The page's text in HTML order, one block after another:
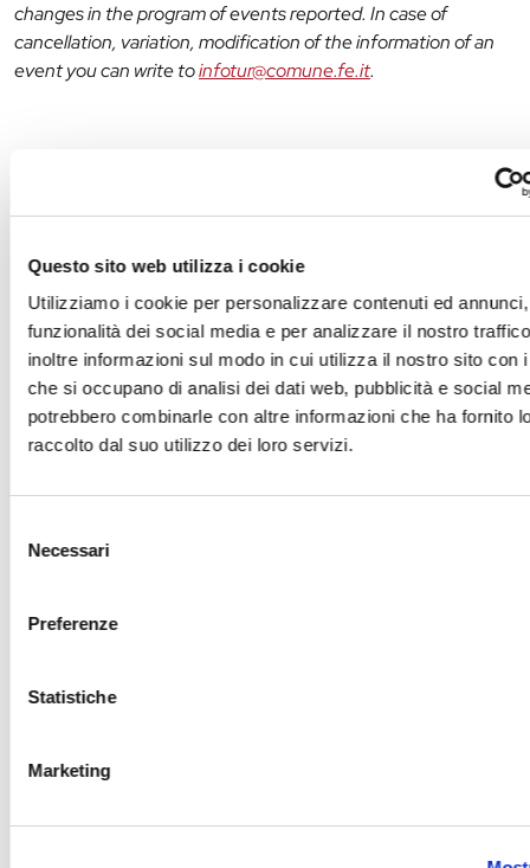
Questo sito web utilizza i cookie
Utilizziamo i cookie per personalizzare contenuti ed
funzionalità dei social media e per analizzare il nostro
inoltre informazioni sul modo in cui utilizza il nostro sito con
che si occupano di analisi dei dati web, pubblicità e social
potrebbero combinarle con altre informazioni che ha fornito
raccolto dal suo utilizzo dei loro servizi.
delNecessari
Preferenze
Statistiche
Marketing
changes in the program of events reported. In case of
cancellation, variation, modification of the information of an
event you can write toinfotur@comune.fe.it.